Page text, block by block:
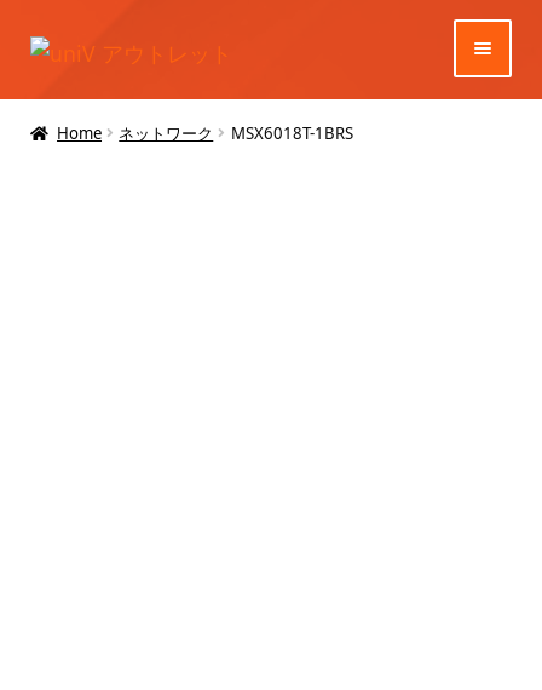
ナ
ゲ
ー
コ
テ
ン ホーム
Home ネットワーク MSX6018T-1BRS